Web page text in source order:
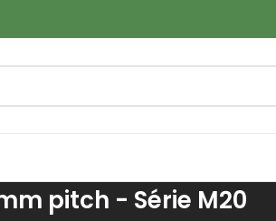
pitch - Série M20